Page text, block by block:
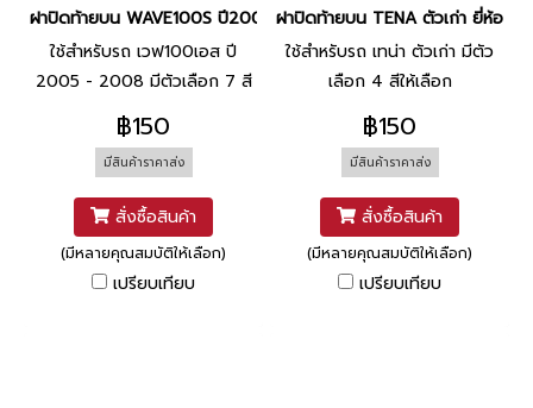
ฝาปิดท้ายบน WAVE100S ปี2005 - 2008 ยี่ห้อ MANOO
ใช้สำหรับรถ เวฟ100เอส ปี
2005 - 2008 มีตัวเลือก 7 สี
ให้เลือก
฿150
มีสินค้าราคาส่ง
สั่งซื้อสินค้า
(มีหลายคุณสมบัติให้เลือก)
เปรียบเทียบ
ฝาปิดท้ายบน TENA ตัวเก่า ยี่ห้อ
ใช้สำหรับรถ เทน่า ตัวเก่า มีตัว
เลือก 4 สีให้เลือก
฿150
มีสินค้าราคาส่ง
สั่งซื้อสินค้า
(มีหลายคุณสมบัติให้เลือก)
เปรียบเทียบ